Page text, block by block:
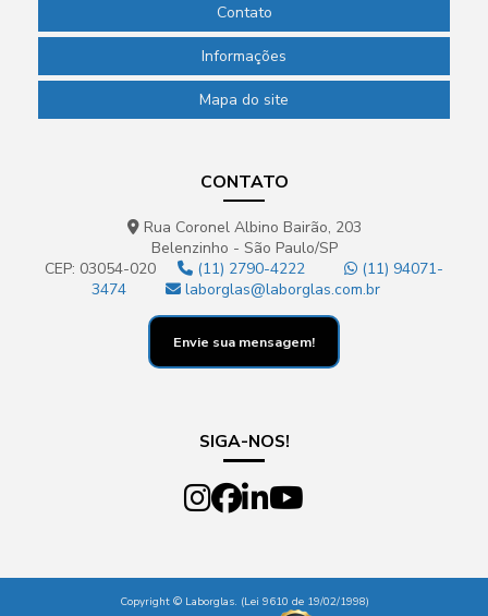
Contato
Informações
Mapa do site
CONTATO
Rua Coronel Albino Bairão, 203
Belenzinho - São Paulo/SP
CEP: 03054-020
(11) 2790-4222
(11) 94071-
3474
laborglas@laborglas.com.br
Envie sua mensagem!
SIGA-NOS!
Copyright © Laborglas. (Lei 9610 de 19/02/1998)